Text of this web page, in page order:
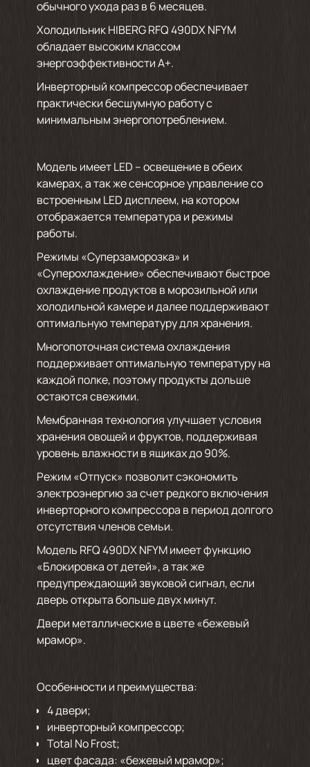
обычного ухода раз в 6 месяцев.
Холодильник HIBERG RFQ 490DX NFYM
обладает высоким классом
энергоэффективности А+.
Инверторный компрессор обеспечивает
практически бесшумную работу с
минимальным энергопотреблением.
Модель имеет LED – освещение в обеих
камерах, а так же сенсорное управление со
встроенным LED дисплеем, на котором
отображается температура и режимы
работы.
Режимы «Суперзаморозка» и
«Суперохлаждение» обеспечивают быстрое
охлаждение продуктов в морозильной или
холодильной камере и далее поддерживают
оптимальную температуру для хранения.
Многопоточная система охлаждения
поддерживает оптимальную температуру на
каждой полке, поэтому продукты дольше
остаются свежими.
Мембранная технология улучшает условия
хранения овощей и фруктов, поддерживая
уровень влажности в ящиках до 90%.
Режим «Отпуск» позволит сэкономить
электроэнергию за счет редкого включения
инверторного компрессора в период долгого
отсутствия членов семьи.
Модель RFQ 490DX NFYM имеет функцию
«Блокировка от детей», а так же
предупреждающий звуковой сигнал, если
дверь открыта больше двух минут.
Двери металлические в цвете «бежевый
мрамор».
Особенности и преимущества:
4 двери;
инверторный компрессор;
Total No Frost;
цвет фасада: «бежевый мрамор»;